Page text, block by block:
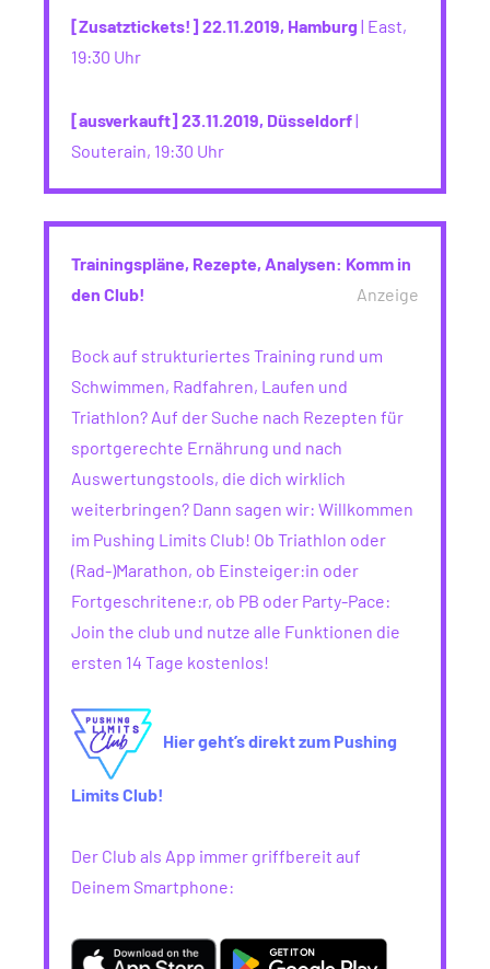
[Zusatztickets!] 22.11.2019, Hamburg | East,
19:30 Uhr
[ausverkauft] 23.11.2019, Düsseldorf|
Souterain, 19:30 Uhr
Trainingspläne, Rezepte, Analysen: Komm in
den Club!
Anzeige
Bock auf strukturiertes Training rund um
Schwimmen, Radfahren, Laufen und
Triathlon? Auf der Suche nach Rezepten für
sportgerechte Ernährung und nach
Auswertungstools, die dich wirklich
weiterbringen? Dann sagen wir: Willkommen
im Pushing Limits Club! Ob Triathlon oder
(Rad-)Marathon, ob Einsteiger:in oder
Fortgeschritene:r, ob PB oder Party-Pace:
Join the club und nutze alle Funktionen die
ersten 14 Tage kostenlos!
Hier geht’s direkt zum Pushing
Limits Club!
Der Club als App immer griffbereit auf
Deinem Smartphone: